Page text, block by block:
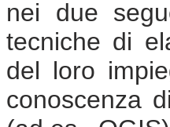
nei due
tecniche di
del loro
conoscenza